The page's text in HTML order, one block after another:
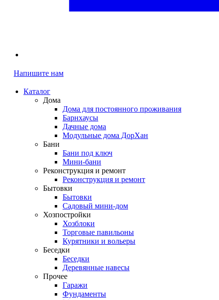
Напишите нам
Каталог
Дома
Дома для постоянного проживания
Барнхаусы
Дачные дома
Модульные дома ДорХан
Бани
Бани под ключ
Мини-бани
Реконструкция и ремонт
Реконструкция и ремонт
Бытовки
Бытовки
Садовый мини-дом
Хозпостройки
Хозблоки
Торговые павильоны
Курятники и вольеры
Беседки
Беседки
Деревянные навесы
Прочее
Гаражи
Фундаменты